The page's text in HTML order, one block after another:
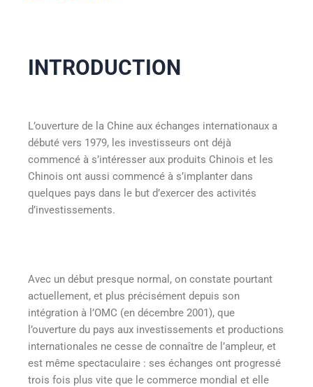
INTRODUCTION
L’ouverture de la Chine aux échanges internationaux a
débuté vers 1979, les investisseurs ont déjà
commencé à s’intéresser aux produits Chinois et les
Chinois ont aussi commencé à s’implanter dans
quelques pays dans le but d’exercer des activités
d’investissements.
Avec un début presque normal, on constate pourtant
actuellement, et plus précisément depuis son
intégration à l’OMC (en décembre 2001), que
l’ouverture du pays aux investissements et productions
internationales ne cesse de connaître de l’ampleur, et
est même spectaculaire : ses échanges ont progressé
trois fois plus vite que le commerce mondial et elle